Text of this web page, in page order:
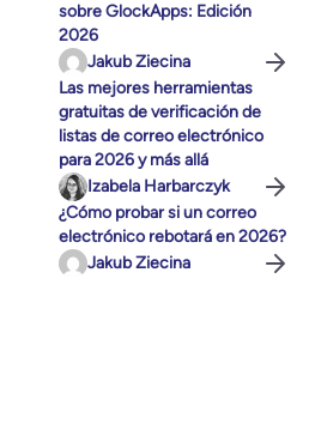
sobre GlockApps: Edición
2026
Jakub Ziecina
Las mejores herramientas
gratuitas de verificación de
listas de correo electrónico
para 2026 y más allá
Izabela Harbarczyk
¿Cómo probar si un correo
electrónico rebotará en 2026?
Jakub Ziecina